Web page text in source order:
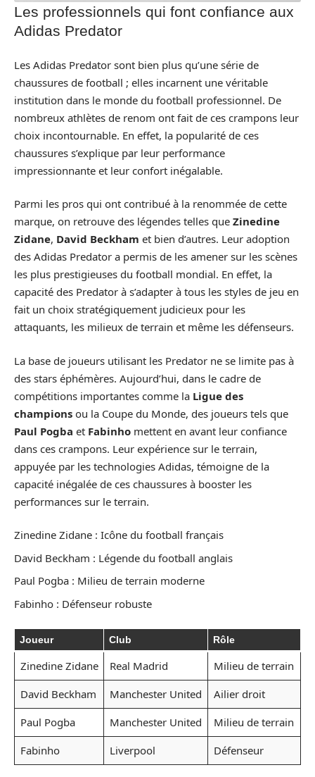
Les professionnels qui font confiance aux
Adidas Predator
Les Adidas Predator sont bien plus qu’une série de
chaussures de football ; elles incarnent une véritable
institution dans le monde du football professionnel. De
nombreux athlètes de renom ont fait de ces crampons leur
choix incontournable. En effet, la popularité de ces
chaussures s’explique par leur performance
impressionnante et leur confort inégalable.
Parmi les pros qui ont contribué à la renommée de cette
marque, on retrouve des légendes telles que Zinedine
Zidane, David Beckham et bien d’autres. Leur adoption
des Adidas Predator a permis de les amener sur les scènes
les plus prestigieuses du football mondial. En effet, la
capacité des Predator à s’adapter à tous les styles de jeu en
fait un choix stratégiquement judicieux pour les
attaquants, les milieux de terrain et même les défenseurs.
La base de joueurs utilisant les Predator ne se limite pas à
des stars éphémères. Aujourd’hui, dans le cadre de
compétitions importantes comme la Ligue des
champions ou la Coupe du Monde, des joueurs tels que
Paul Pogba et Fabinho mettent en avant leur confiance
dans ces crampons. Leur expérience sur le terrain,
appuyée par les technologies Adidas, témoigne de la
capacité inégalée de ces chaussures à booster les
performances sur le terrain.
Zinedine Zidane : Icône du football français
David Beckham : Légende du football anglais
Paul Pogba : Milieu de terrain moderne
Fabinho : Défenseur robuste
Joueur Club Rôle
Zinedine Zidane Real Madrid
Milieu de terrain
David Beckham
Manchester United
Ailier droit
Paul Pogba
Manchester United
Milieu de terrain
Fabinho
Liverpool Défenseur